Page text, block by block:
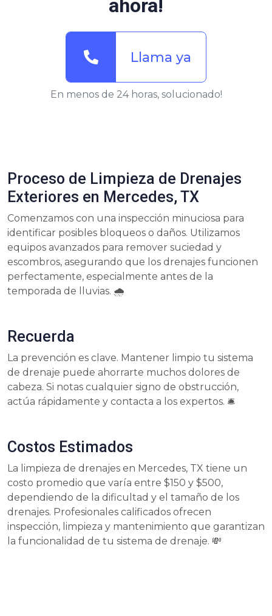
ahora!
Llama ya
En menos de 24 horas, solucionado!
Proceso de Limpieza de Drenajes
Exteriores en Mercedes, TX
Comenzamos con una inspección minuciosa para
identificar posibles bloqueos o daños. Utilizamos
equipos avanzados para remover suciedad y
escombros, asegurando que los drenajes funcionen
perfectamente, especialmente antes de la
temporada de lluvias. 🌧️
Recuerda
La prevención es clave. Mantener limpio tu sistema
de drenaje puede ahorrarte muchos dolores de
cabeza. Si notas cualquier signo de obstrucción,
actúa rápidamente y contacta a los expertos. 🛎️
Costos Estimados
La limpieza de drenajes en Mercedes, TX tiene un
costo promedio que varía entre $150 y $500,
dependiendo de la dificultad y el tamaño de los
drenajes. Profesionales calificados ofrecen
inspección, limpieza y mantenimiento que garantizan
la funcionalidad de tu sistema de drenaje. 💸